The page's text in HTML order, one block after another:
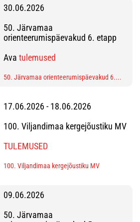
30.06.2026
50. Järvamaa
orienteerumispäevakud 6. etapp
Ava tulemused
50. Järvamaa orienteerumispäevakud 6....
17.06.2026 - 18.06.2026
100. Viljandimaa kergejõustiku MV
TULEMUSED
100. Viljandimaa kergejõustiku MV
09.06.2026
50. Järvamaa